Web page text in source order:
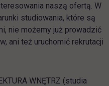
naszą ofertą. W
studiowania, które są
nie możemy już prowadzić
ani też uruchomić rekrutacji
WNĘTRZ (studia